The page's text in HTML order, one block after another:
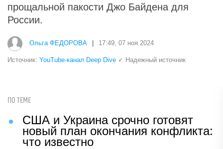
прощальной пакости Джо Байдена для
России.
Ольга ФЕДОРОВА 17:49, 07 ноя 2024
Источник: YouTube-канал Deep Dive ✓ Надежный источник
ПО ТЕМЕ
США и Украина срочно готовят
новый план окончания конфликта:
что известно